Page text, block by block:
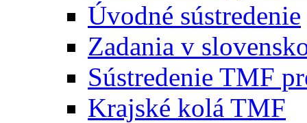
Úvodné sústredenie
Zadania v
Sústredenie TMF
Krajské kolá TMF